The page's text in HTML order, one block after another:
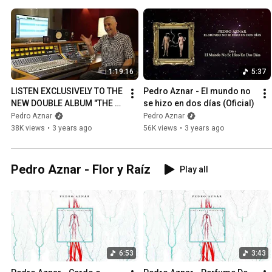
1:19:16
LISTEN EXCLUSIVELY TO THE
NEW DOUBLE ALBUM "THE
WORLD WASN'T MADE IN
TWO DAYS"
Pedro Aznar
38K views • 3 years ago
5:37
Pedro Aznar - El mundo no
se hizo en dos días (Oficial)
Pedro Aznar
56K views • 3 years ago
Pedro Aznar - Flor y Raíz Play all
6:53 3:43